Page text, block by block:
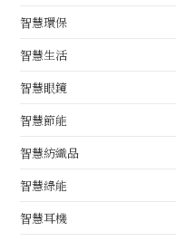
智慧環保
智慧生活
智慧眼鏡
智慧節能
智慧紡織品
智慧綠能
智慧耳機